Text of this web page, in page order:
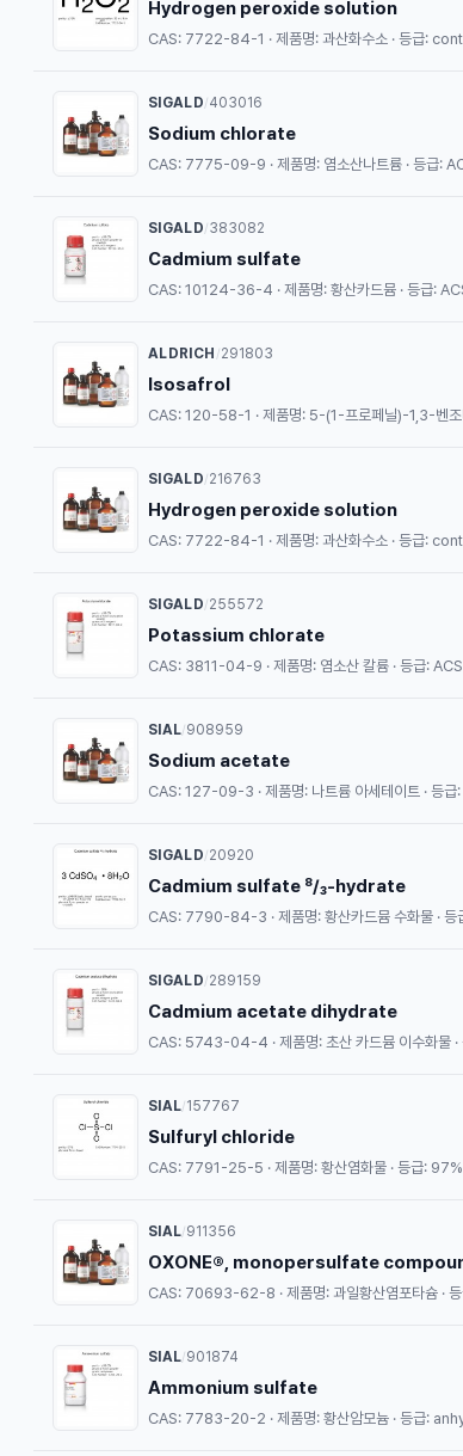
Hydrogen peroxide solution
CAS: 7722-84-1 · 제품명: 과산화수소 · 등급:
SIGALD/403016
Sodium chlorate
CAS: 7775-09-9 · 제품명: 염소산나트륨 · 등급:
SIGALD/383082
Cadmium sulfate
CAS: 10124-36-4 · 제품명: 황산카드뮴 · 등급:
ALDRICH /291803
Isosafrol
CAS: 120-58-1 · 제품명: 5-(1-프로페닐)-1,3-벤
SIGALD/216763
Hydrogen peroxide solution
CAS: 7722-84-1 · 제품명: 과산화수소 · 등급:
SIGALD/255572
Potassium chlorate
CAS: 3811-04-9 · 제품명: 염소산 칼륨 · 등급:
SIAL/908959
Sodium acetate
CAS: 127-09-3 · 제품명: 나트륨 아세테이트 ·
SIGALD/20920
Cadmium sulfate ⁸/₃-hydrate
SIGALD/289159
Cadmium acetate dihydrate
CAS: 5743-04-4 · 제품명: 초산 카드뮴 이수화물
SIAL/157767
Sulfuryl chloride
CAS: 7791-25-5 · 제품명: 황산염화물 · 등급:
SIAL/911356
OXONE®, monopersulfate
CAS: 70693-62-8 · 제품명: 과일황산염포타슘
SIAL/901874
Ammonium sulfate
CAS: 7783-20-2 · 제품명: 황산암모늄 · 등급: